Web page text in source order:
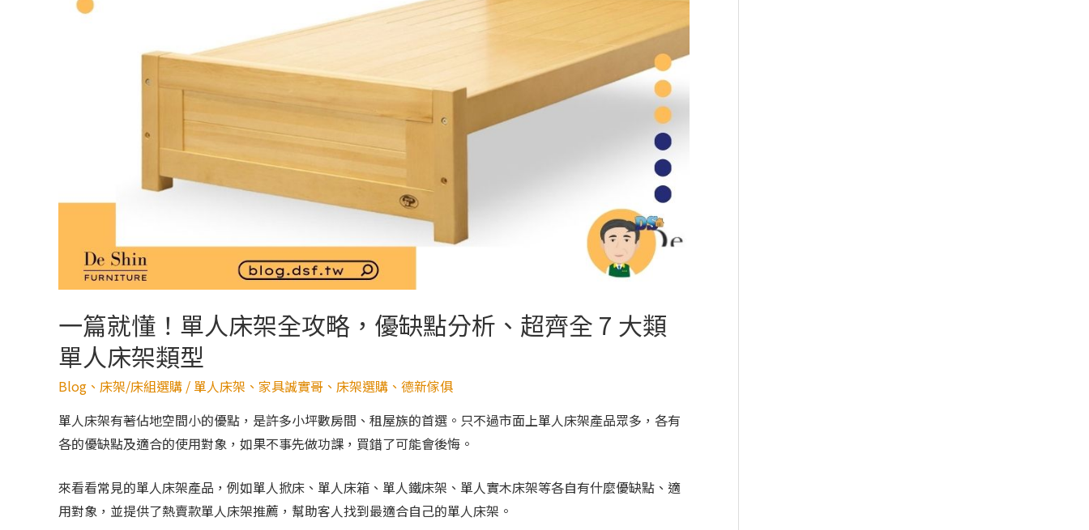
一篇就懂！單人床架全攻略，優缺點分析、超齊全 7 大類
單人床架類型
Blog 、 床架/床組選購 / 單人床架 、 家具誠實哥 、 床架選購 、 德新傢俱
單人床架有著佔地空間小的優點，是許多小坪數房間、租屋族的首選。只不過市面上單人床架產品眾多，各有
各的優缺點及適合的使用對象，如果不事先做功課，買錯了可能會後悔。
來看看常見的單人床架產品，例如單人掀床、單人床箱、單人鐵床架、單人實木床架等各自有什麼優缺點、適
用對象，並提供了熱賣款單人床架推薦，幫助客人找到最適合自己的單人床架。